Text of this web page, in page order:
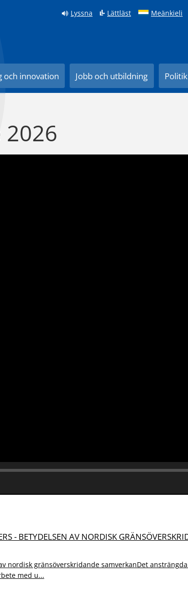
Lyssna Lättläst Meänkieli
och innovation Jobb och utbildning
2026
- BETYDELSEN AV NORDISK
nordisk gränsöverskridande samverkanDet
med u...